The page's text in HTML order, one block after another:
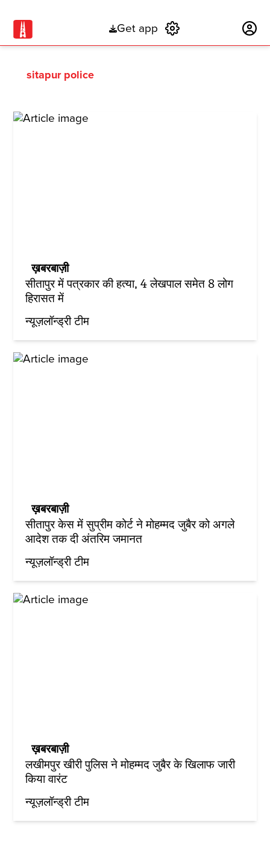
Get app
sitapur police
ख़बरबाज़ी
सीतापुर में पत्रकार की हत्या, 4 लेखपाल समेत 8 लोग
हिरासत में
न्यूज़लॉन्ड्री टीम
ख़बरबाज़ी
सीतापुर केस में सुप्रीम कोर्ट ने मोहम्मद जुबैर को अगले
आदेश तक दी अंतरिम जमानत
न्यूज़लॉन्ड्री टीम
ख़बरबाज़ी
लखीमपुर खीरी पुलिस ने मोहम्मद जुबैर के खिलाफ जारी
किया वारंट
न्यूज़लॉन्ड्री टीम